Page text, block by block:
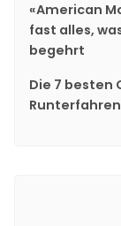
«American
fast alles,
begehrt
Die 7 besten
Runterfahren